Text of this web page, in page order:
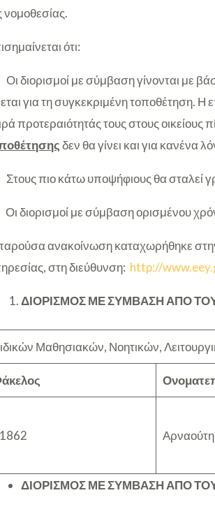
νομοθεσίας.
ότι:
διορισμοί με σύμβαση γίνονται με
για τη συγκεκριμένη τοποθέτηση.
προτεραιότητάς τους στους οικείους
δεν θα γίνει και για κανένα
Στους πιο κάτω υποψήφιους θα σταλεί
διορισμοί με σύμβαση ορισμένου
ανακοίνωση καταχωρήθηκε
στη διεύθυνση: http://
ΔΙΟΡΙΣΜΟΣ ΜΕ ΣΥΜΒΑΣΗ ΑΠΟ
Μαθησιακών, Νοητικών,
ΔΙΟΡΙΣΜΟΣ ΜΕ ΣΥΜΒΑΣΗ ΑΠΟ